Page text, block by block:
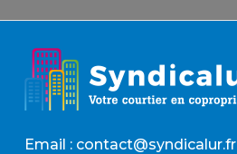
Email : contact@syndicalur.fr